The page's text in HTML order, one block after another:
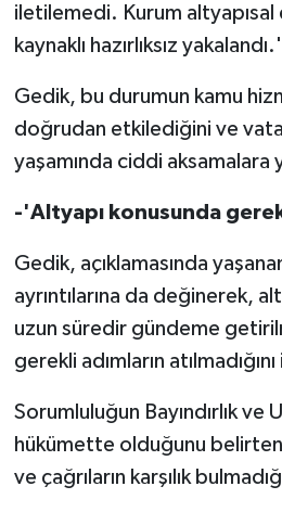
iletilemedi. Kurum altyapısal
kaynaklı hazırlıksız
Gedik, bu durumun kamu
doğrudan etkilediğini ve
yaşamında ciddi aksamalara
-'Altyapı konusunda
Gedik, açıklamasında
ayrıntılarına da değinerek,
uzun süredir gündeme
gerekli adımların
Sorumluluğun Bayındırlık ve
hükümette olduğunu belirten
ve çağrıların karşılık